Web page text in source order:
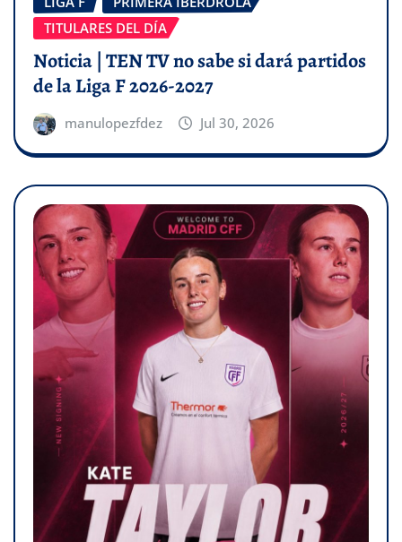
TITULARES DEL DÍA
Noticia | TEN TV no sabe si dará partidos
de la Liga F 2026-2027
manulopezfdez Jul 30, 2026